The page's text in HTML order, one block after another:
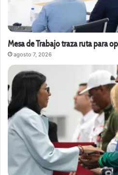
Mesa de Trabajo traza ruta para
agosto 7, 2026